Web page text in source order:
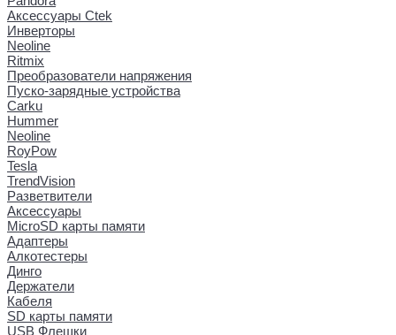
Аксессуары Ctek
Инверторы
Neoline
Ritmix
Преобразователи напряжения
Пуско-зарядные устройства
Carku
Hummer
Neoline
RoyPow
Tesla
TrendVision
Разветвители
Аксессуары
MicroSD карты памяти
Адаптеры
Алкотестеры
Динго
Держатели
Кабеля
SD карты памяти
USB Флешки